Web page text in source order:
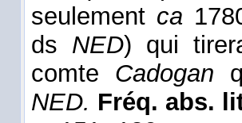
seulement ca
ds NED) qui
comte Cadogan
NED. Fréq. abs.